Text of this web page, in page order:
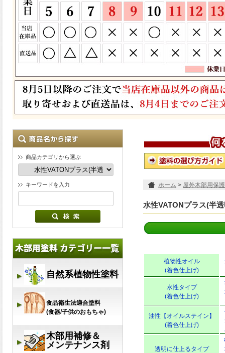
商品カテゴリから選ぶ
キーワードを入力 ホーム > 屋外木部用保
水性VATONプラス(半